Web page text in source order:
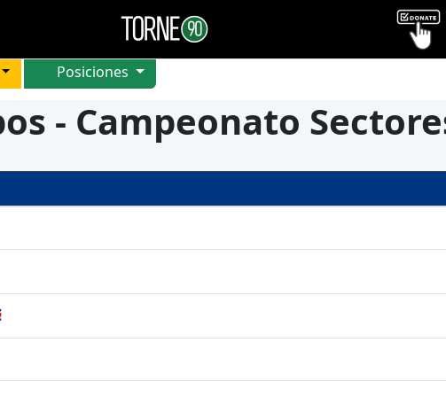
Posiciones
- Campeonato